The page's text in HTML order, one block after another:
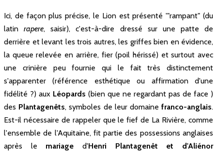
Ici, de façon plus précise, le Lion est présenté '"rampant" (du
latinrapere, saisir), c'est-à-dire dressé sur une patte de
derrière et levant les trois autres, les griffes bien en évidence,
la queue relevée en arrière, fier (poil hérissé) et surtout avec
une crinière peu fournie qui le fait très distinctement
s'apparenter (référence esthétique ou affirmation d'une
fidélité ?) aux Léopards (bien que ne regardant pas de face )
des Plantagenêts, symboles de leur domainefranco-anglais.
Est-il nécessaire de rappeler que le fief de La Rivière, comme
l'ensemble de l'Aquitaine, fit partie des possessions anglaises
après le mariage d'Henri Plantagenêt et d'Aliénor